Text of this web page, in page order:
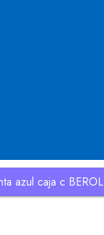
azul caja c BEROL